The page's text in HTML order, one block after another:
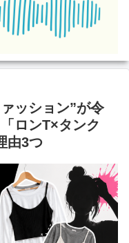
ッション”が令
ロンT×タンク
由3つ